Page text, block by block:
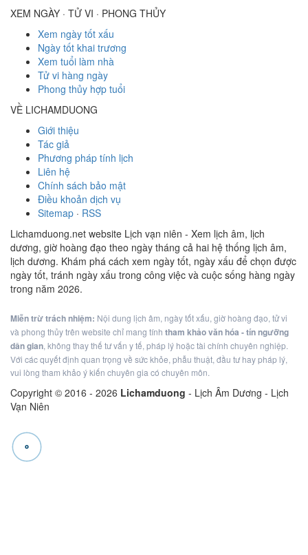
XEM NGÀY · TỬ VI · PHONG THỦY
Xem ngày tốt xấu
Ngày tốt khai trương
Xem tuổi làm nhà
Tử vi hàng ngày
Phong thủy hợp tuổi
VỀ LICHAMDUONG
Giới thiệu
Tác giả
Phương pháp tính lịch
Liên hệ
Chính sách bảo mật
Điều khoản dịch vụ
Sitemap · RSS
Lichamduong.net website Lịch vạn niên - Xem lịch âm, lịch
dương, giờ hoàng đạo theo ngày tháng cả hai hệ thống lịch âm,
lịch dương. Khám phá cách xem ngày tốt, ngày xấu để chọn được
ngày tốt, tránh ngày xấu trong công việc và cuộc sống hàng ngày
trong năm 2026.
Miễn trừ trách nhiệm: Nội dung lịch âm, ngày tốt xấu, giờ hoàng đạo, tử vi
và phong thủy trên website chỉ mang tính tham khảo văn hóa - tín ngưỡng
dân gian, không thay thế tư vấn y tế, pháp lý hoặc tài chính chuyên nghiệp.
Với các quyết định quan trọng về sức khỏe, phẫu thuật, đầu tư hay pháp lý,
vui lòng tham khảo ý kiến chuyên gia có chuyên môn.
Copyright © 2016 - 2026 Lichamduong - Lịch Âm Dương - Lịch
Vạn Niên